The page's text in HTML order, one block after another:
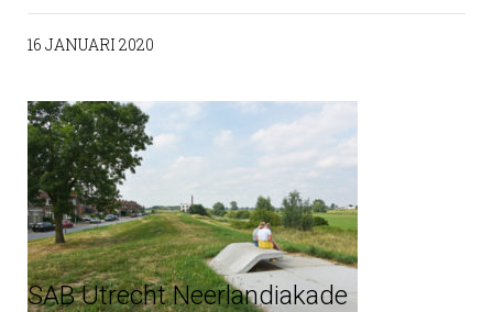
16 JANUARI 2020
SAB Utrecht Neerlandiakade